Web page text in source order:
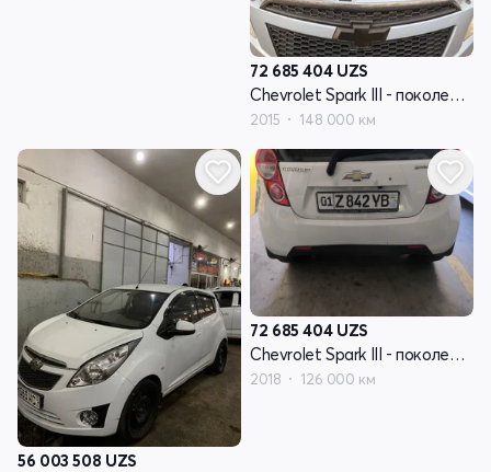
72 685 404 UZS
Chevrolet Spark III - поколение
2015 148 000 км
56 003 508 UZS
72 685 404 UZS
Chevrolet Spark III - поколение
2018 126 000 км